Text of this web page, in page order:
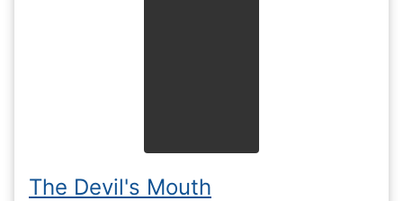
The Devil's Mouth